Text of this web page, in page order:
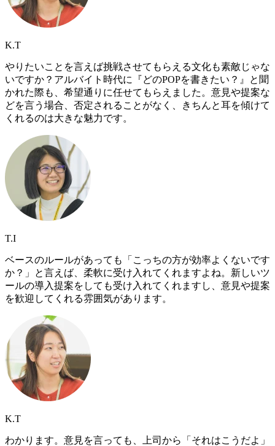
K.T
やりたいことを言えば挑戦させてもらえる文化も素敵じゃな
いですか？アルバイト時代に『どのPOPを書きたい？』と聞
かれた際も、希望通りに任せてもらえました。意見や提案な
どを言う場合、否定されることがなく、きちんと耳を傾けて
くれるのは大きな魅力です。
T.I
ベースのルールがあっても「こっちの方が効率よくないです
か？」と言えば、柔軟に受け入れてくれますよね。新しいツ
ールの導入提案をしても受け入れてくれますし、意見や提案
を歓迎してくれる雰囲気があります。
K.T
わかります。意見を言っても、上司から「それはこうだよ」